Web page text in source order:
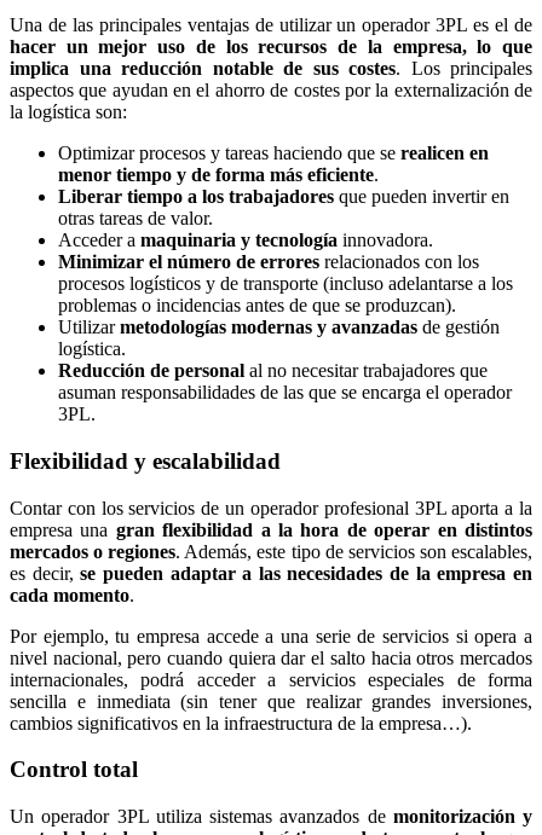
Una de las principales ventajas de utilizar un operador 3PL es el de
hacer un mejor uso de los recursos de la empresa, lo que
implica una reducción notable de sus costes. Los principales
aspectos que ayudan en el ahorro de costes por la externalización de
la logística son:
Optimizar procesos y tareas haciendo que se realicen en
menor tiempo y de forma más eficiente.
Liberar tiempo a los trabajadores que pueden invertir en
otras tareas de valor.
Acceder a maquinaria y tecnología innovadora.
Minimizar el número de errores relacionados con los
procesos logísticos y de transporte (incluso adelantarse a los
problemas o incidencias antes de que se produzcan).
Utilizarmetodologías modernas y avanzadas de gestión
logística.
Reducción de personal al no necesitar trabajadores que
asuman responsabilidades de las que se encarga el operador
3PL.
Flexibilidad y escalabilidad
Contar con los servicios de un operador profesional 3PL aporta a la
empresa una gran flexibilidad a la hora de operar en distintos
mercados o regiones. Además, este tipo de servicios son escalables,
es decir,se pueden adaptar a las necesidades de la empresa en
cada momento.
Por ejemplo, tu empresa accede a una serie de servicios si opera a
nivel nacional, pero cuando quiera dar el salto hacia otros mercados
internacionales, podrá acceder a servicios especiales de forma
sencilla e inmediata (sin tener que realizar grandes inversiones,
cambios significativos en la infraestructura de la empresa…).
Control total
Un operador 3PL utiliza sistemas avanzados de monitorización y